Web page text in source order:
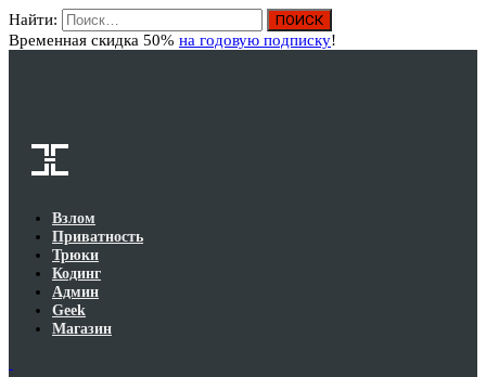
Найти:
Временная скидка 50% на годовую подписку!
Взлом
Приватность
Трюки
Кодинг
Админ
Geek
Магазин